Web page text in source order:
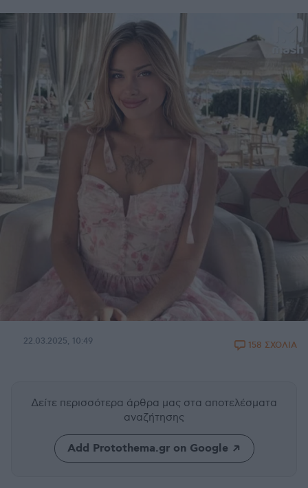
22.03.2025, 10:49 158 ΣΧΟΛΙΑ
Δείτε περισσότερα άρθρα μας στα αποτελέσματα
αναζήτησης
Add Protothema.gr on Google